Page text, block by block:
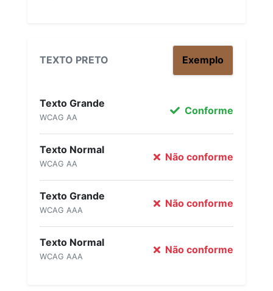
TEXTO PRETO Exemplo
Texto Grande
WCAG AA
Conforme
Texto Normal
WCAG AA
Não conforme
Texto Grande
WCAG AAA
Não conforme
Texto Normal
WCAG AAA
Não conforme